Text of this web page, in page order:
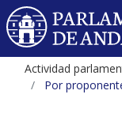
Actividad
Por